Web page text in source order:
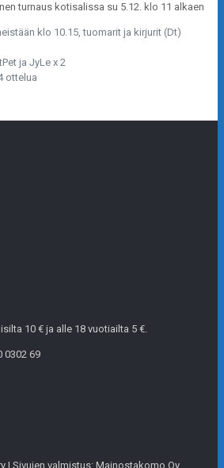
turnaus kotisalissa su 5.12. klo 11 alkaen
klo 10.15, tuomarit ja kirjurit (Dt)
ja JyLe x 2
ottelua
10 € ja alle 18 vuotiailta 5 €.
0302 69
| Sivujen valmistus: Mainostakomo Oy